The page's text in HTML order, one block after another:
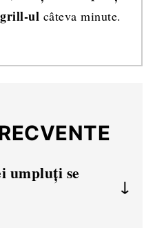
ul câteva minute.
umpluți se